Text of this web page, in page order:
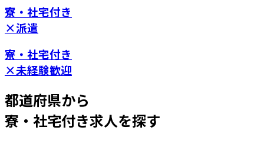
寮・社宅付き
×派遣
寮・社宅付き
×未経験歓迎
都道府県から
寮・社宅付き求人を探す